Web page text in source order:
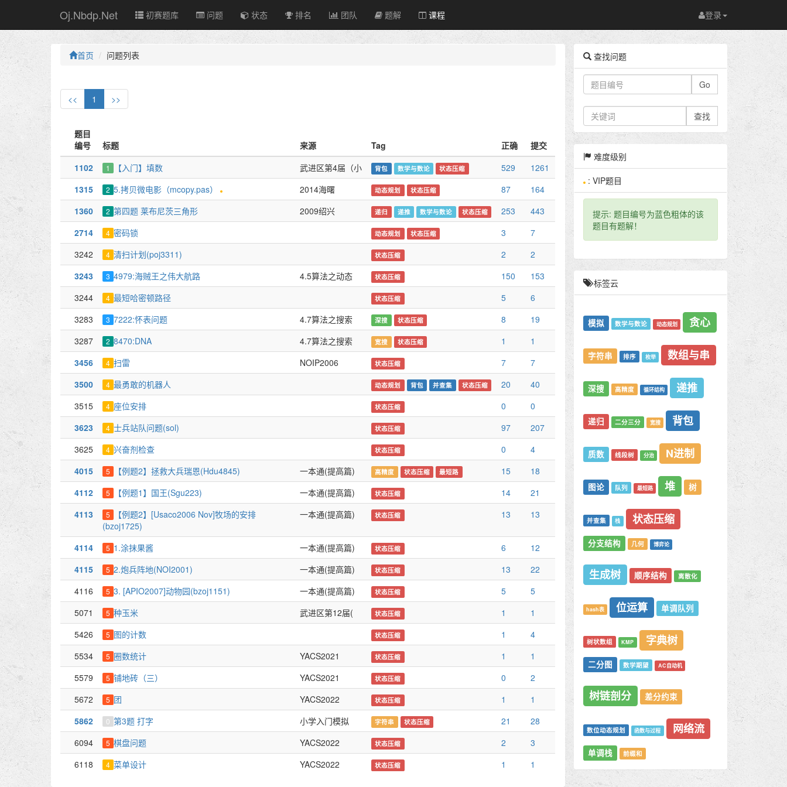
Oj.Nbdp.Net 初赛题库 问题 状态 排名 团队 题解 课程 登录
首页 问题列表
<< 1 >>
题目
编号
标题 来源 Tag 正确
提交
1102
1 【入门】填数 武进区第4届（小 背包 数学与数论 状态压缩 529
1261
1315
2 5.拷贝微电影（mcopy.pas） 2014海曙 动态规划 状态压缩 87
164
1360
2 第四题 莱布尼茨三角形 2009绍兴 递归 递推 数学与数论 状态压缩 253
443
2714
4 密码锁 动态规划 状态压缩 3
7
3242
4 清扫计划(poj3311) 状态压缩 2
2
3243
3 4979:海贼王之伟大航路 4.5算法之动态 状态压缩 150
153
3244
4 最短哈密顿路径 状态压缩 5
6
3283
3 7222:怀表问题 4.7算法之搜索 深搜 状态压缩 8
19
3287
2 8470:DNA 4.7算法之搜索 宽搜 状态压缩 1
1
3456
4 扫雷 NOIP2006 状态压缩 7
7
3500
4 最勇敢的机器人 动态规划 背包 并查集 状态压缩 20
40
3515
4 座位安排 状态压缩 0
0
3623
4 士兵站队问题(sol) 状态压缩 97
207
3625
4 兴奋剂检查 状态压缩 0
4
4015
5 【例题2】拯救大兵瑞恩(Hdu4845) 一本通(提高篇) 高精度 状态压缩 最短路 15
18
4112
5 【例题1】国王(Sgu223) 一本通(提高篇) 状态压缩 14
21
4113
5
【例题2】[Usaco2006 Nov]牧场的安排
(bzoj1725)
一本通(提高篇) 状态压缩 13 13
4114 5 1.涂抹果酱 一本通(提高篇) 状态压缩 6
12
4115
5 2.炮兵阵地(NOI2001) 一本通(提高篇) 状态压缩 13
22
4116
5 3. [APIO2007]动物园(bzoj1151) 一本通(提高篇) 状态压缩 5
5
5071
5 种玉米 武进区第12届( 状态压缩 1
1
5426
5 图的计数 状态压缩 1
4
5534
5 圈数统计 YACS2021 状态压缩 1
1
5579
5 铺地砖（三） YACS2021 状态压缩 0
2
5672
5 团 YACS2022 状态压缩 1
1
5862
0 第3题 打字 小学入门模拟 字符串 状态压缩 21
28
6094
5 棋盘问题 YACS2022 状态压缩 2
3
6118
4 菜单设计 YACS2022 状态压缩 1 1
查找问题
Go
查找
难度级别
: VIP题目
提示: 题目编号为蓝色粗体的该
题目有题解！
标签云
模拟 数学与数论 动态规划 贪心
字符串 排序 枚举 数组与串
深搜 高精度 循环结构 递推
递归 二分三分 宽搜 背包
质数 线段树 分治 N进制
图论 队列 最短路 堆 树
并查集 栈 状态压缩
分支结构 几何 博弈论
生成树 顺序结构 离散化
hash表 位运算 单调队列
树状数组 KMP 字典树
二分图 数学期望 AC自动机
树链剖分 差分约束
数位动态规划 函数与过程 网络流
单调栈 前缀和